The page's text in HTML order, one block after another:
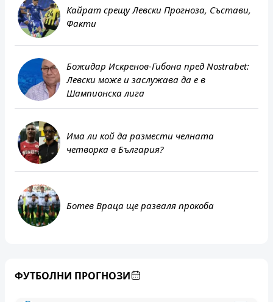
Кайрат срещу Левски Прогноза, Състави,
Факти
Божидар Искренов-Гибона пред Nostrabet:
Левски може и заслужава да е в
Шампионска лига
Има ли кой да размести челната
четворка в България?
Ботев Враца ще разваля прокоба
ФУТБОЛНИ ПРОГНОЗИ
Кайрат